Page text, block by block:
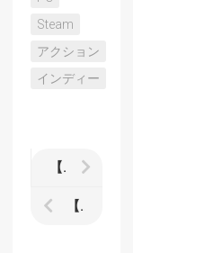
Steam
アクション
インディー
【Shovel Knight】プレイアブルとなるボスキャラクター3人を決める投票がはじまっています
【rain】DLタイトルですが予約注文が開始されています 特典はサントラ・アバター・ダイナミックテーマの3つ